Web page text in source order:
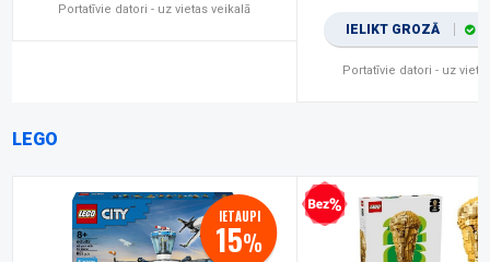
Portatīvie datori - uz vietas veikalā
IELIKT GROZĀ
Portatīvie datori - uz
LEGO
IETAUPI
15%
Bezprocentu kredīts